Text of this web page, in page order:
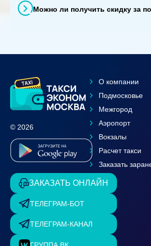
Можно ли получить скидку за
© 2026
О компании
Подмосковье
Межгород
Аэропорт
Вокзалы
Расчет такси
Заказать
ЗАКАЗАТЬ ОНЛАЙН
ТЕЛЕГРАМ-БОТ
ТЕЛЕГРАМ-КАНАЛ